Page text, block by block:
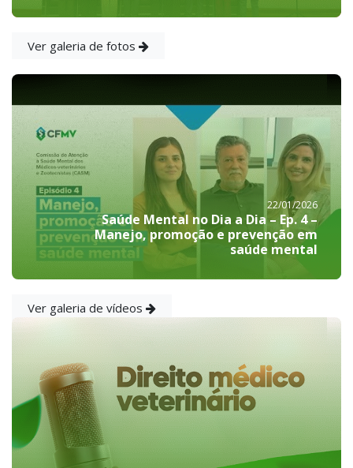
Ver galeria de fotos
22/01/2026
Saúde Mental no Dia a Dia – Ep. 4 –
Manejo, promoção e prevenção em
saúde mental
Ver galeria de vídeos